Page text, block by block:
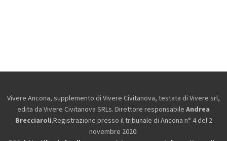
Vivere Ancona, supplemento di Vivere Civitanova, testata di Vivere srl,
edita da Vivere Civitanova SRLs. Direttore responsabile Andrea
Brecciaroli.Registrazione presso il tribunale di Ancona n° 4 del 2
novembre 2020.